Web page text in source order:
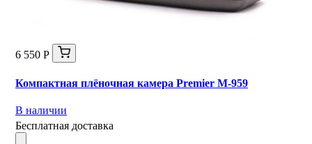
6 550 Р
Компактная плёночная камера Premier M-959
В наличии
Бесплатная доставка